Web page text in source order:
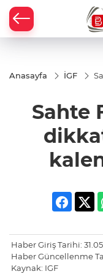
Anasayfa İGF
Sahte
Haber Giriş Tarihi:
Haber Güncellenme
Kaynak: IGF